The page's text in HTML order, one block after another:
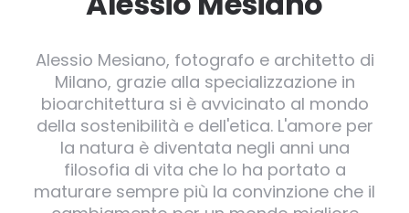
Alessio Mesiano, fotografo e architetto di
Milano, grazie alla specializzazione in
bioarchitettura si è avvicinato al mondo
della sostenibilità e dell'etica. L'amore per
la natura è diventata negli anni una
filosofia di vita che lo ha portato a
maturare sempre più la convinzione che il